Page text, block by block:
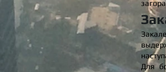
Для